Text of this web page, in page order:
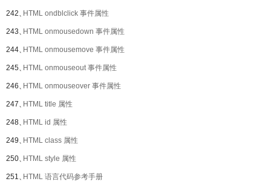
242、HTML ondblclick 事件属性
243、HTML onmousedown 事件属性
244、HTML onmousemove 事件属性
245、HTML onmouseout 事件属性
246、HTML onmouseover 事件属性
247、HTML title 属性
248、HTML id 属性
249、HTML class 属性
250、HTML style 属性
251、HTML 语言代码参考手册